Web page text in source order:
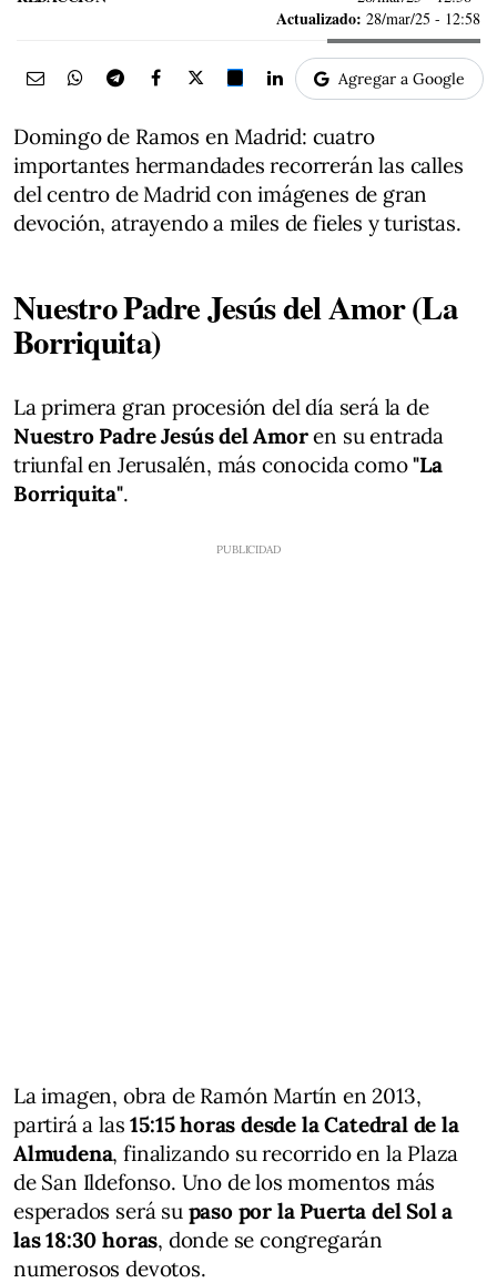
Actualizado: 28/mar/25 - 12:58
Agregar a Google
Domingo de Ramos en Madrid: cuatro
importantes hermandades recorrerán las calles
del centro de Madrid con imágenes de gran
devoción, atrayendo a miles de fieles y turistas.
Nuestro Padre Jesús del Amor (La
Borriquita)
La primera gran procesión del día será la de
Nuestro Padre Jesús del Amoren su entrada
triunfal en Jerusalén, más conocida como"La
Borriquita".
La imagen, obra de Ramón Martín en 2013,
partirá a las15:15 horas desde la Catedral de la
Almudena, finalizando su recorrido en la Plaza
de San Ildefonso. Uno de los momentos más
esperados será su paso por la Puerta del Sol a
las 18:30 horas, donde se congregarán
numerosos devotos.